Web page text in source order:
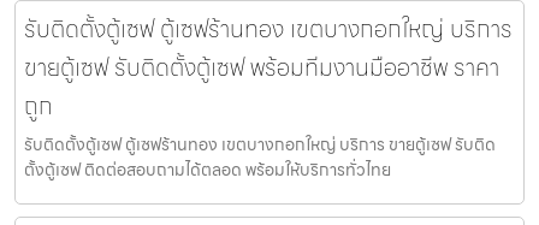
รับติดตั้งตู้เซฟ ตู้เซฟร้านทอง เขตบางกอกใหญ่ บริการ
ขายตู้เซฟ รับติดตั้งตู้เซฟ พร้อมทีมงานมืออาชีพ ราคา
ถูก
รับติดตั้งตู้เซฟ ตู้เซฟร้านทอง เขตบางกอกใหญ่ บริการ ขายตู้เซฟ รับติด
ตั้งตู้เซฟ ติดต่อสอบถามได้ตลอด พร้อมให้บริการทั่วไทย